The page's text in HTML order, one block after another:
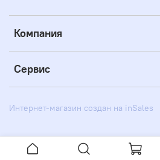
Компания
Сервис
Интернет-магазин создан на inSales